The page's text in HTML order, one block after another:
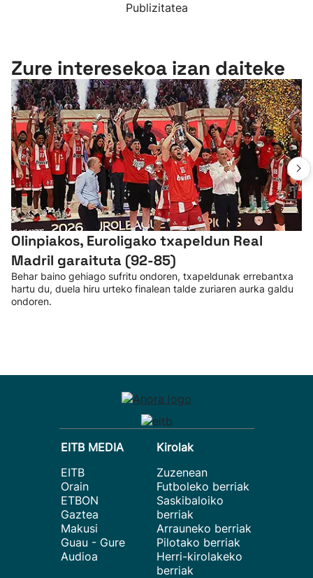
Publizitatea
Zure interesekoa izan daiteke
Olinpiakos, Euroligako txapeldun Real
Madril garaituta (92-85)
Behar baino gehiago sufritu ondoren, txapeldunak errebantxa
hartu du, duela hiru urteko finalean talde zuriaren aurka galdu
ondoren.
EITB MEDIA
EITB
Orain
ETBON
Gaztea
Makusi
Guau - Gure
Audioa
Kirolak
Zuzenean
Futboleko berriak
Saskibaloiko
berriak
Arrauneko berriak
Pilotako berriak
Herri-kirolakeko
berriak